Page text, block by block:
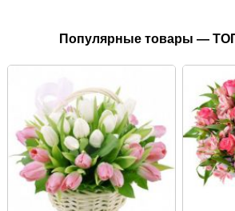
Популярные товары —